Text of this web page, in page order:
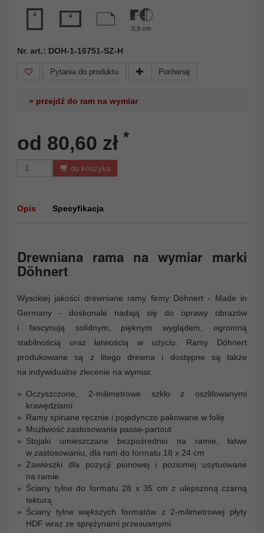
0,9 cm
Nr. art.: DOH-1-16751-SZ-H
Pytania do produktu Porównaj
» przejdź do ram na wymiar
od 80,60 zł *
do koszyka
Opis Specyfikacja
Drewniana rama na wymiar marki
Döhnert
Wysokiej jakości drewniane ramy firmy Döhnert - Made in
Germany - doskonale nadają się do oprawy obrazów
i fascynują solidnym, pięknym wyglądem, ogromną
stabilnością oraz łatwością w użyciu. Ramy Döhnert
produkowane są z litego drewna i dostępne są także
na indywidualne zlecenie na wymiar.
Oczyszczone, 2-milimetrowe szkło z oszlifowanymi
krawędziami
Ramy spinane ręcznie i pojedynczo pakowane w folię
Możliwość zastosowania passe-partout
Stojaki umieszczane bezpośrednio na ramie, łatwe
w zastosowaniu, dla ram do formatu 18 x 24 cm
Zawieszki dla pozycji pionowej i poziomej usytuowane
na ramie
Ściany tylne do formatu 28 x 35 cm z ulepszoną czarną
tekturą
Ściany tylne większych formatów z 2-milimetrowej płyty
HDF wraz ze sprężynami przesuwnymi